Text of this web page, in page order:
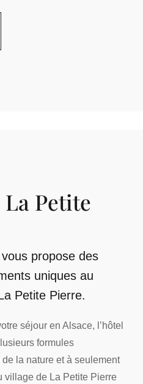
Petite
vous propose des
uniques au
Petite Pierre.
séjour en Alsace, l’hôtel
formules
la nature et à seulement
village de La Petite Pierre